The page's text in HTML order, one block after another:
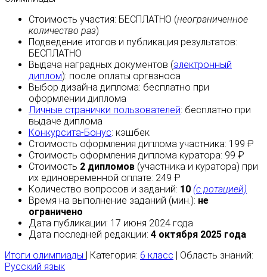
Стоимость участия: БЕСПЛАТНО (неограниченное
количество раз)
Подведение итогов и публикация результатов:
БЕСПЛАТНО
Выдача наградных документов (электронный
диплом): после оплаты оргвзноса
Выбор дизайна диплома: бесплатно при
оформлении диплома
Личные странички пользователей: бесплатно при
выдаче диплома
Конкурсита-Бонус: кэшбек
Стоимость оформления диплома участника: 199 ₽
Стоимость оформления диплома куратора: 99 ₽
Стоимость 2 дипломов (участника и куратора) при
их единовременной оплате: 249 ₽
Количество вопросов и заданий: 10 (с ротацией)
Время на выполнение заданий (мин.): не
ограничено
Дата публикации: 17 июня 2024 года
Дата последней редакции: 4 октября 2025 года
Итоги олимпиады
| Категория: 6 класс | Область знаний:
Русский язык